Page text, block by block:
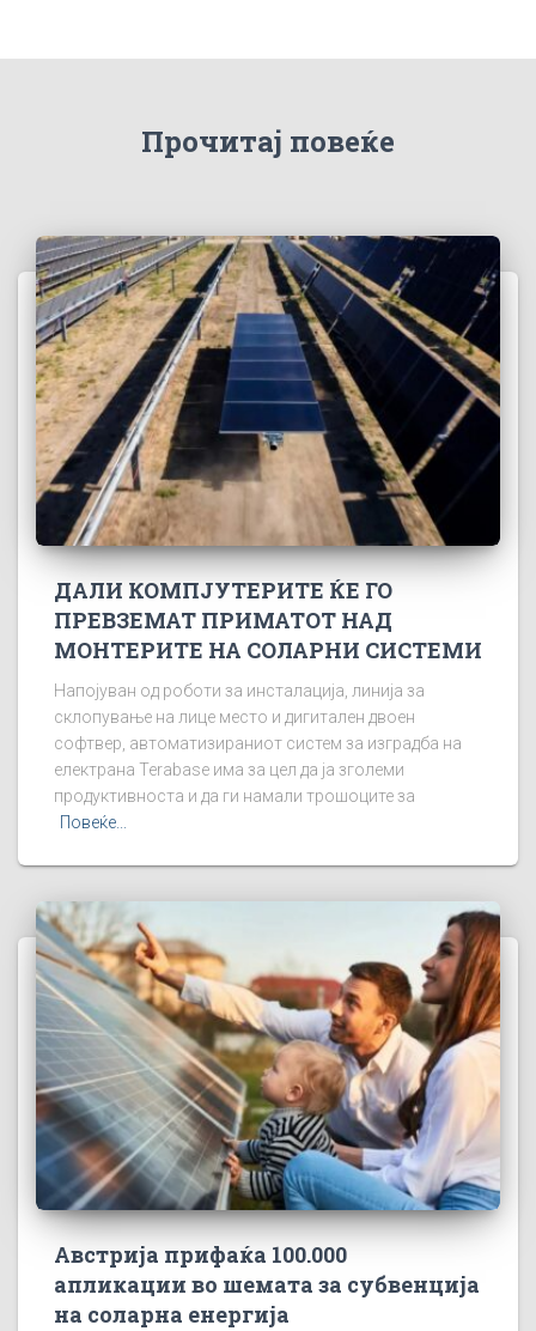
Прочитај повеќе
ДАЛИ КОМПЈУТЕРИТЕ ЌЕ ГО
ПРЕВЗЕМАТ ПРИМАТОТ НАД
МОНТЕРИТЕ НА СОЛАРНИ СИСТЕМИ
Напојуван од роботи за инсталација, линија за
склопување на лице место и дигитален двоен
софтвер, автоматизираниот систем за изградба на
електрана Terabase има за цел да ја зголеми
продуктивноста и да ги намали трошоците за
Повеќе...
Австрија прифаќа 100.000
апликации во шемата за субвенција
на соларна енергија